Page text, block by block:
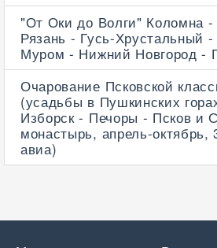
"От Оки до Волги" Коломна -
Рязань - Гусь-Хрустальный -
Муром - Нижний Новгород -
Очарование Псковской
(усадьбы в Пушкинских
Изборск - Печоры - Псков и
монастырь, апрель-
авиа)